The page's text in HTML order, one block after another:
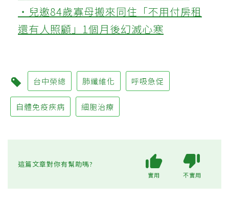
‧兒邀84歲寡母搬來同住「不用付房租
還有人照顧」1個月後幻滅心寒
台中榮總 肺纖維化 呼吸急促
自體免疫疾病 細胞治療
這篇文章對你有幫助嗎?
實用 不實用